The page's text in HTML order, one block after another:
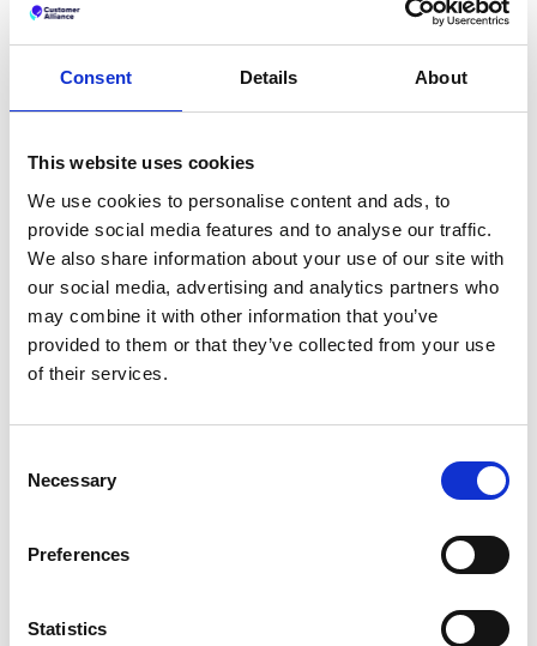
Consent Details About
This website uses cookies
We use cookies to personalise content and ads, to
provide social media features and to analyse our traffic.
We also share information about your use of our site with
our social media, advertising and analytics partners who
may combine it with other information that you’ve
provided to them or that they’ve collected from your use
of their services.
Selection
Necessary
Preferences
Statistics
Posez la bonne question au
bon moment
Créez des enquêtes adaptées à votre marque et à votre
détaillé, recueillez sans effort les réponses dont vous avez
Tous les canaux;Diffusez vos enquêtes par
Wi-Fi, QR Code, tablette ou e-mail, là où vos
clients sont les plus disponibles.
Logique dynamique:Posez uniquement les
questions pertinentes pour chaque client,
réponse et évitez de frustrer vos clients.
Résultats concrets